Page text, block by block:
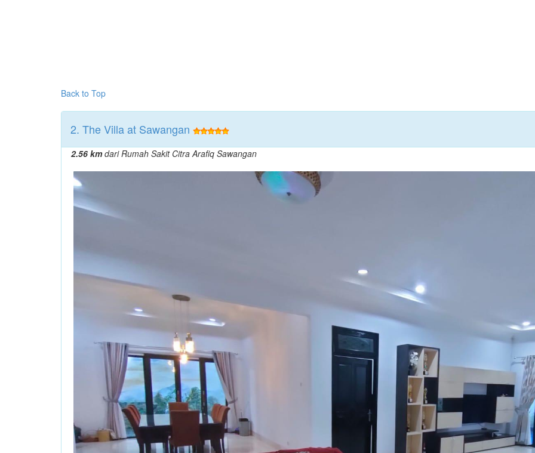
Back to Top
2. The Villa at Sawangan
2.56 kmdari Rumah Sakit Citra Arafiq Sawangan